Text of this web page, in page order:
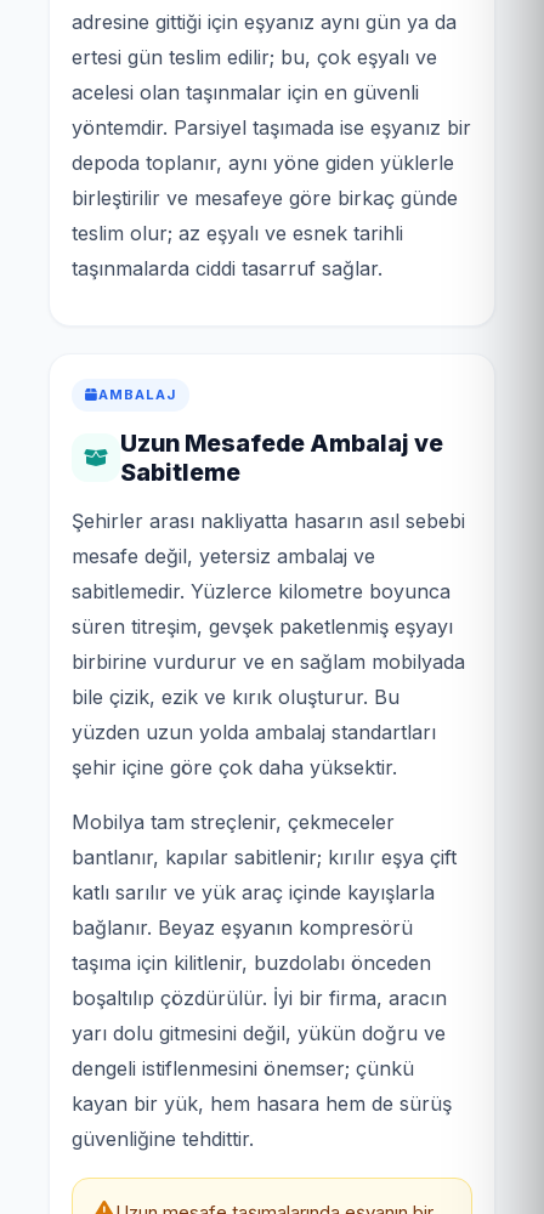
adresine gittiği için eşyanız aynı gün ya da
ertesi gün teslim edilir; bu, çok eşyalı ve
acelesi olan taşınmalar için en güvenli
yöntemdir. Parsiyel taşımada ise eşyanız bir
depoda toplanır, aynı yöne giden yüklerle
birleştirilir ve mesafeye göre birkaç günde
teslim olur; az eşyalı ve esnek tarihli
taşınmalarda ciddi tasarruf sağlar.
AMBALAJ
Uzun Mesafede Ambalaj ve
Sabitleme
Şehirler arası nakliyatta hasarın asıl sebebi
mesafe değil, yetersiz ambalaj ve
sabitlemedir. Yüzlerce kilometre boyunca
süren titreşim, gevşek paketlenmiş eşyayı
birbirine vurdurur ve en sağlam mobilyada
bile çizik, ezik ve kırık oluşturur. Bu
yüzden uzun yolda ambalaj standartları
şehir içine göre çok daha yüksektir.
Mobilya tam streçlenir, çekmeceler
bantlanır, kapılar sabitlenir; kırılır eşya çift
katlı sarılır ve yük araç içinde kayışlarla
bağlanır. Beyaz eşyanın kompresörü
taşıma için kilitlenir, buzdolabı önceden
boşaltılıp çözdürülür. İyi bir firma, aracın
yarı dolu gitmesini değil, yükün doğru ve
dengeli istiflenmesini önemser; çünkü
kayan bir yük, hem hasara hem de sürüş
güvenliğine tehdittir.